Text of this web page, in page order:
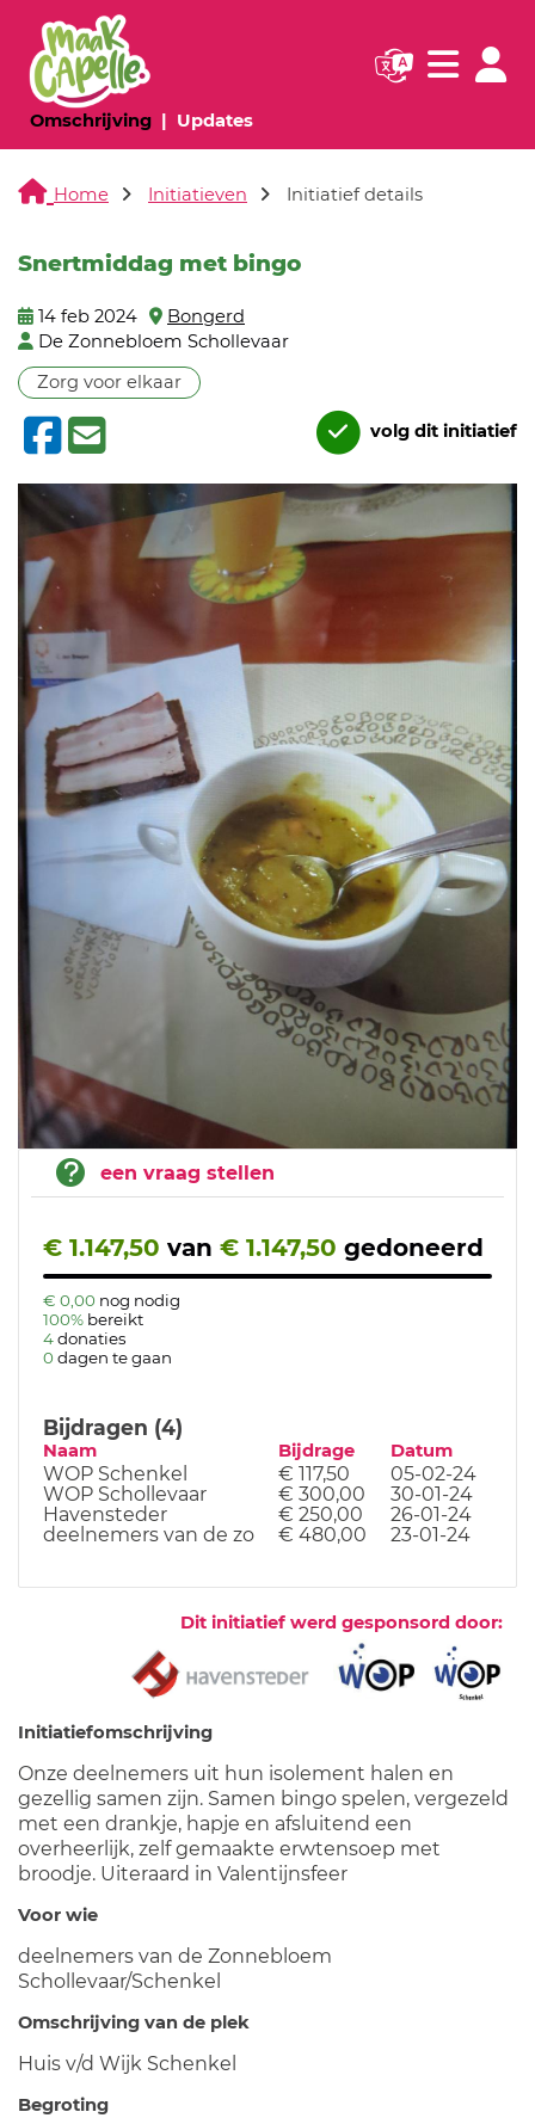
Omschrijving(huidige pagina)
Updates(huidige pagina)
Navigatie
Home Initiatieven Initiatief details
Snertmiddag met bingo
14 feb 2024
Bongerd
De Zonnebloem Schollevaar
Zorg voor elkaar
volg dit initiatief
een vraag stellen
€ 1.147,50 van € 1.147,50 gedoneerd
€ 0,00 nog nodig
100% bereikt
4donaties
0 dagen te gaan
Bijdragen (4)
Naam Bijdrage Datum
WOP Schenkel € 117,50
05-02-24
WOP Schollevaar
€ 300,00
30-01-24
Havensteder
€ 250,00
26-01-24
deelnemers van de zo
€ 480,00 23-01-24
Dit initiatief werd gesponsord door:
Initiatiefomschrijving
Onze deelnemers uit hun isolement halen en
gezellig samen zijn. Samen bingo spelen, vergezeld
met een drankje, hapje en afsluitend een
overheerlijk, zelf gemaakte erwtensoep met
broodje. Uiteraard in Valentijnsfeer
Voor wie
deelnemers van de Zonnebloem
Schollevaar/Schenkel
Omschrijving van de plek
Huis v/d Wijk Schenkel
Begroting